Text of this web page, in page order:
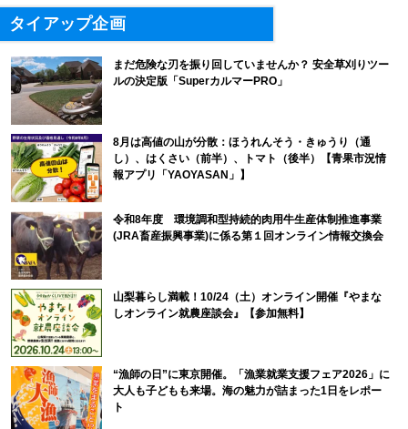
タイアップ企画
まだ危険な刃を振り回していませんか？ 安全草刈りツー
ルの決定版「SuperカルマーPRO」
8月は高値の山が分散：ほうれんそう・きゅうり（通
し）、はくさい（前半）、トマト（後半）【青果市況情
報アプリ「YAOYASAN」】
令和8年度 環境調和型持続的肉用牛生産体制推進事業
(JRA畜産振興事業)に係る第１回オンライン情報交換会
山梨暮らし満載！10/24（土）オンライン開催『やまな
しオンライン就農座談会』【参加無料】
“漁師の日”に東京開催。「漁業就業支援フェア2026」に
大人も子どもも来場。海の魅力が詰まった1日をレポー
ト